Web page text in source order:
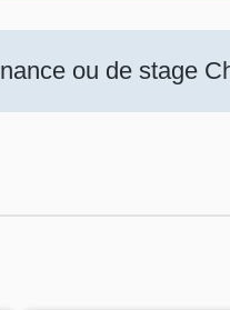
ou de stage